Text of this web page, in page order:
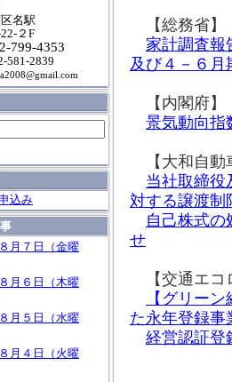
名駅
２F
799-4353
581-2839
込み
月７日（金曜
月６日（木曜
月５日（水曜
月４日（火曜
【総務省】
家計調査報
及び４－６
【内閣府】
景気動向指
【大和自動
当社取締役
対する譲渡制
自己株式の
せ
【交通エコ
【グリー
た永年登録事
経営認証登